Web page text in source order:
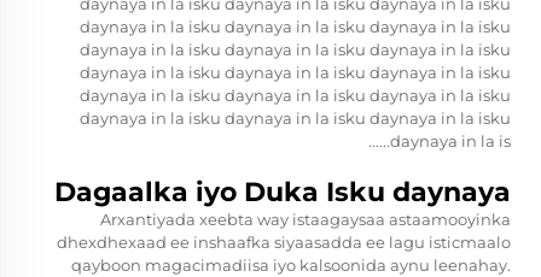
daynaya in la isku daynaya in la isku daynaya in la isku
daynaya in la isku daynaya in la isku daynaya in la isku
daynaya in la isku daynaya in la isku daynaya in la isku
daynaya in la isku daynaya in la isku daynaya in la isku
daynaya in la isku daynaya in la isku daynaya in la isku
daynaya in la is......
Dagaalka iyo Duka Isku daynaya
Arxantiyada xeebta way istaagaysaa astaamooyinka
dhexdhexaad ee inshaafka siyaasadda ee lagu isticmaalo
qayboon magacimadiisa iyo kalsoonida aynu leenahay.